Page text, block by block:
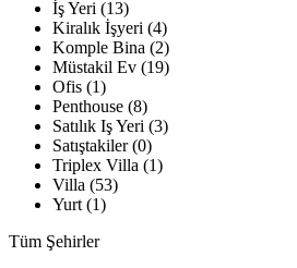
İş Yeri (13)
Kiralık İşyeri (4)
Komple Bina (2)
Müstakil Ev (19)
Ofis (1)
Penthouse (8)
Satılık Iş Yeri (3)
Satıştakiler (0)
Triplex Villa (1)
Villa (53)
Yurt (1)
Tüm Şehirler